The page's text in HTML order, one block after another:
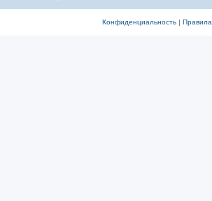
Конфиденциальность| Правила